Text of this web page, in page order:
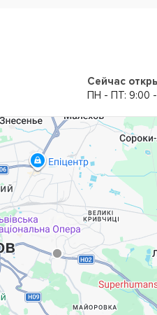
Сейчас
ПН - ПТ: 9:00 -